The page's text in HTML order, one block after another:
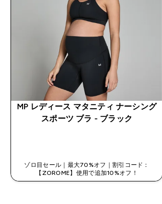
MP レディース マタニティ ナーシング
スポーツ ブラ - ブラック
ゾロ目セール｜最大70%オフ｜割引コード：
【ZOROME】使用で追加10%オフ！